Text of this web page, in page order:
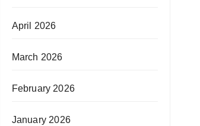
April 2026
March 2026
February 2026
January 2026